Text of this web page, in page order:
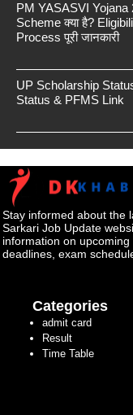
PM YASASVI
Scheme क्या है?
Process पूरी जानकारी
UP Scholarship
Status & PFMS Link
Stay informed about the
Sarkari Job Update
information on
deadlines, exam
Categories
admit card
Result
Time Table